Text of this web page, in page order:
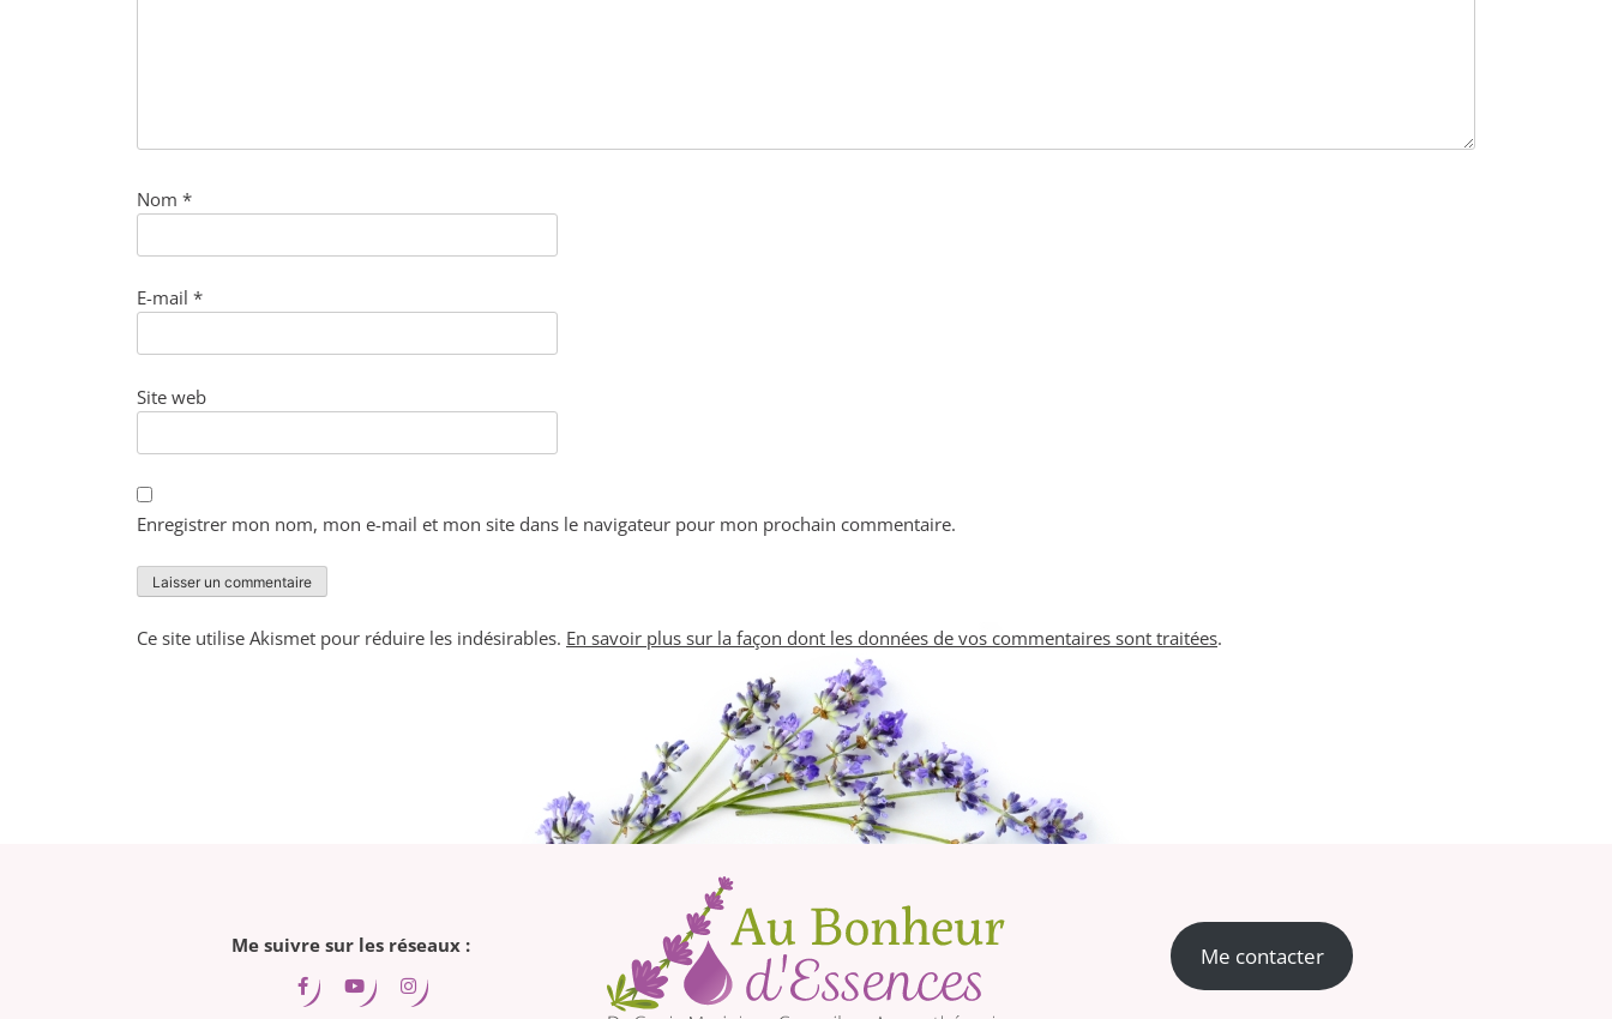
Nom *
E-mail *
Site web
Enregistrer mon nom, mon e-mail et mon site dans le navigateur pour mon prochain commentaire.
Ce site utilise Akismet pour réduire les indésirables. En savoir plus sur la façon dont les données de vos commentaires sont traitées.
Me suivre sur les réseaux : Me contacter